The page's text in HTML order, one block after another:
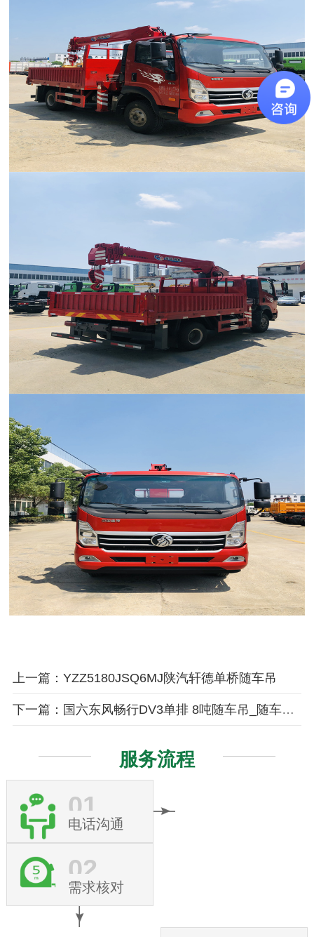
上一篇：YZZ5180JSQ6MJ陕汽轩德单桥随车吊
下一篇：国六东风畅行DV3单排 8吨随车吊_随车吊厂家
服务流程
01
电话沟通
02
需求核对